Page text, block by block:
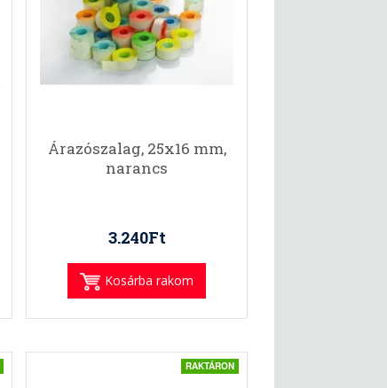
Árazószalag, 25x16 mm,
narancs
3.240Ft
Kosárba rakom
RAKTÁRON